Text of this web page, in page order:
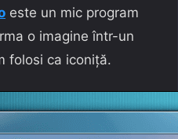
este un mic program
o imagine într-un
folosi ca iconiță.